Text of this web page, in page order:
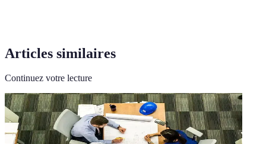
Articles similaires
Continuez votre lecture